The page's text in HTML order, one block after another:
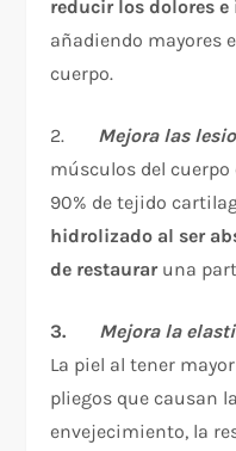
reducir los dolores
añadiendo mayores
cuerpo.
2. Mejora las
músculos del
90% de tejido
hidrolizado al ser
de restaurar una
3. Mejora la
La piel al tener
pliegos que causan
envejecimiento, la